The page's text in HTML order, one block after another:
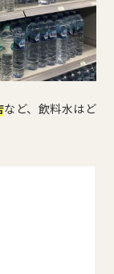
など、飲料水はど